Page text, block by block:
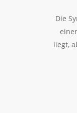
Die
liegt,